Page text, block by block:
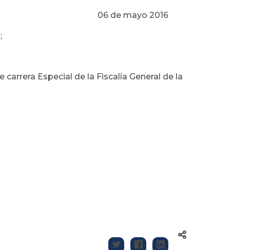
2016
Especial de la Fiscalía General de la